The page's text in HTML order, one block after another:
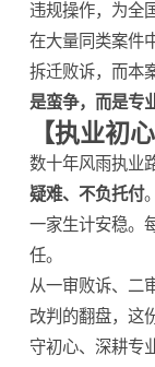
违规操作，为全
在大量同类案件
拆迁败诉，而本
是蛮争，而是专
【执业初
数十年风雨执业
疑难、不负托付
一家生计安稳。
任。
从一审败诉、二
改判的翻盘，这
守初心、深耕专